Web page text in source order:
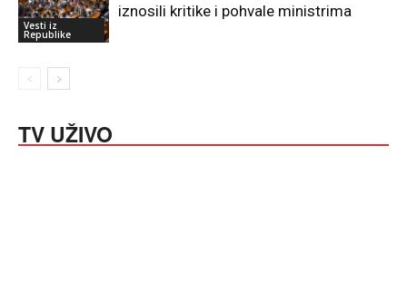
Vesti iz
Republike
iznosili kritike i pohvale ministrima
TV UŽIVO